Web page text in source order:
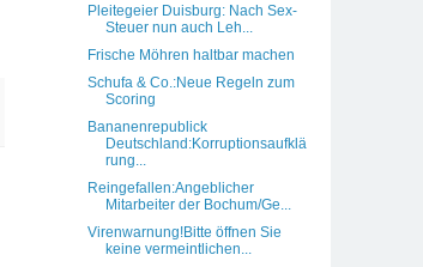
Pleitegeier Duisburg: Nach Sex-
Steuer nun auch Leh...
Frische Möhren haltbar machen
Schufa & Co.:Neue Regeln zum
Scoring
Bananenrepublick
Deutschland:Korruptionsaufklä
rung...
Reingefallen:Angeblicher
Mitarbeiter der Bochum/Ge...
Virenwarnung!Bitte öffnen Sie
keine vermeintlichen...